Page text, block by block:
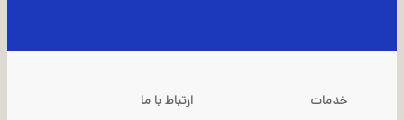
خدمات
ارتباط با ما